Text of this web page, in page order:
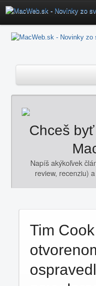
Poradňa
Mac OS X Aplikácie
Klávesové Skratky
Redakcia
Mac
Aktualizácie
Software
Fámy
Chceš
Napíš akýkoľvek
review, recenziu)
Tim